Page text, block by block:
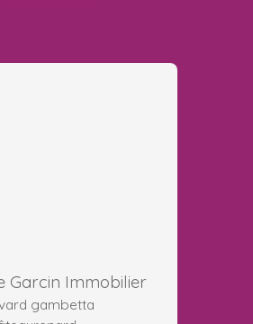
Garcin Immobilier
gambetta